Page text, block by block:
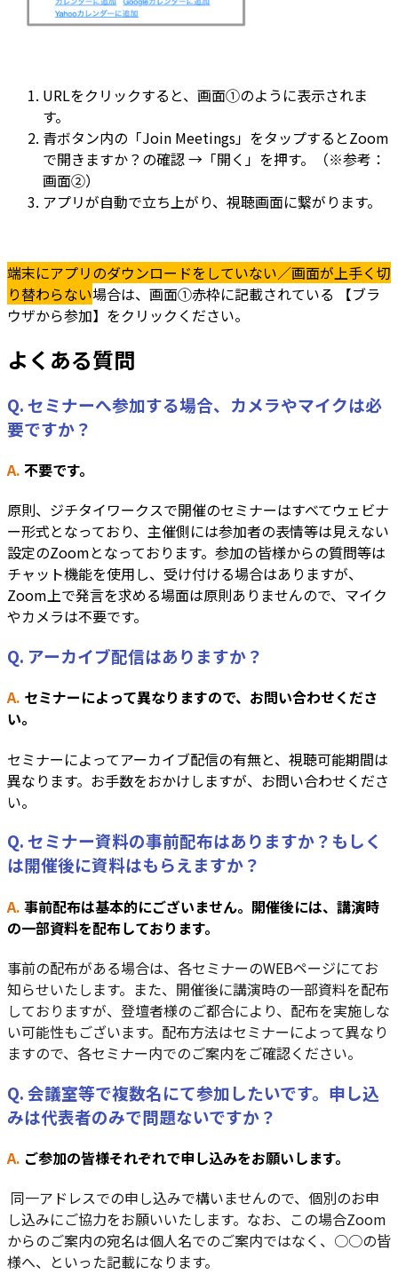
URLをクリックすると、画面①のように表示されま
す。
青ボタン内の「Join Meetings」をタップするとZoom
で開きますか？の確認 →「開く」を押す。（※参考：
画面②）
アプリが自動で立ち上がり、視聴画面に繋がります。
端末にアプリのダウンロードをしていない／画面が上手く切
り替わらない場合は、画面①赤枠に記載されている 【ブラ
ウザから参加】をクリックください。
よくある質問
Q. セミナーへ参加する場合、カメラやマイクは必
要ですか？
A. 不要です。
原則、ジチタイワークスで開催のセミナーはすべてウェビナ
ー形式となっており、主催側には参加者の表情等は見えない
設定のZoomとなっております。参加の皆様からの質問等は
チャット機能を使用し、受け付ける場合はありますが、
Zoom上で発言を求める場面は原則ありませんので、マイク
やカメラは不要です。
Q. アーカイブ配信はありますか？
A. セミナーによって異なりますので、お問い合わせくださ
い。
セミナーによってアーカイブ配信の有無と、視聴可能期間は
異なります。お手数をおかけしますが、お問い合わせくださ
い。
Q. セミナー資料の事前配布はありますか？もしく
は開催後に資料はもらえますか？
A. 事前配布は基本的にございません。開催後には、講演時
の一部資料を配布しております。
事前の配布がある場合は、各セミナーのWEBページにてお
知らせいたします。また、開催後に講演時の一部資料を配布
しておりますが、登壇者様のご都合により、配布を実施しな
い可能性もございます。配布方法はセミナーによって異なり
ますので、各セミナー内でのご案内をご確認ください。
Q. 会議室等で複数名にて参加したいです。申し込
みは代表者のみで問題ないですか？
A. ご参加の皆様それぞれで申し込みをお願いします。
同一アドレスでの申し込みで構いませんので、個別のお申
し込みにご協力をお願いいたします。なお、この場合Zoom
からのご案内の宛名は個人名でのご案内ではなく、○○の皆
様へ、といった記載になります。